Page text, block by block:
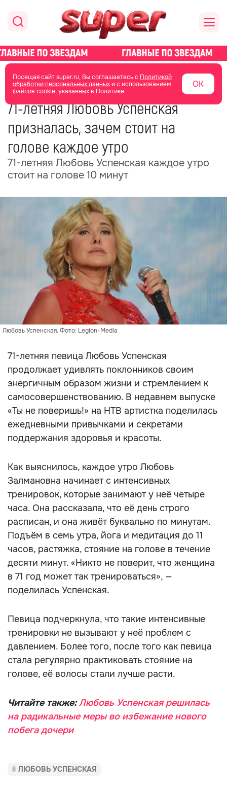
Посещая сайт super.ru, Вы соглашаетесь с Политикой
обработки персональных данныхи с использованием
файлов cookie, указанных в Политике.
ОК
главная новости о звездах новости
10 июня 2025 10:59
71-летняя Любовь Успенская
призналась, зачем стоит на
голове каждое утро
71-летняя Любовь Успенская каждое утро
стоит на голове 10 минут
Любовь Успенская. Фото: Legion-Media
71-летняя певица Любовь Успенская
продолжает удивлять поклонников своим
энергичным образом жизни и стремлением к
самосовершенствованию. В недавнем выпуске
«Ты не поверишь!» на НТВ артистка поделилась
ежедневными привычками и секретами
поддержания здоровья и красоты.
Как выяснилось, каждое утро Любовь
Залмановна начинает с интенсивных
тренировок, которые занимают у неё четыре
часа. Она рассказала, что её день строго
расписан, и она живёт буквально по минутам.
Подъём в семь утра, йога и медитация до 11
часов, растяжка, стояние на голове в течение
десяти минут. «Никто не поверит, что женщина
в 71 год может так тренироваться», —
поделилась Успенская.
Певица подчеркнула, что такие интенсивные
тренировки не вызывают у неё проблем с
давлением. Более того, после того как певица
стала регулярно практиковать стояние на
голове, её волосы стали лучше расти.
Читайте также:Любовь Успенская решилась
на радикальные меры во избежание нового
побега дочери
ЛЮБОВЬ УСПЕНСКАЯ